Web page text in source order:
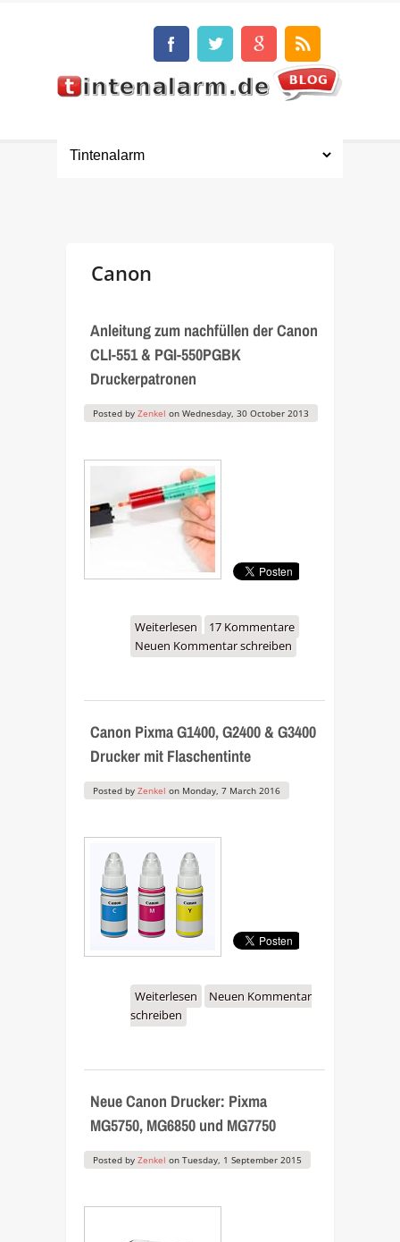
Canon
Anleitung zum nachfüllen der Canon
CLI-551 & PGI-550PGBK
Druckerpatronen
Posted by Zenkel on Wednesday, 30 October 2013
Weiterlesenüber Anleitung zum
nachfüllen der Canon CLI-
17 Kommentare
Neuen Kommentar schreiben
Canon Pixma G1400, G2400 & G3400
Drucker mit Flaschentinte
Posted by Zenkel on Monday, 7 March 2016
Weiterlesenüber Canon Pixma G1400,
Neuen Kommentar
schreiben
Neue Canon Drucker: Pixma
MG5750, MG6850 und MG7750
Posted by Zenkel on Tuesday, 1 September 2015